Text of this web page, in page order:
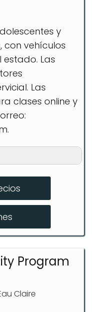
y
vehículos
estado. Las
Las
clases online y
.
instructor
para
Program
Claire